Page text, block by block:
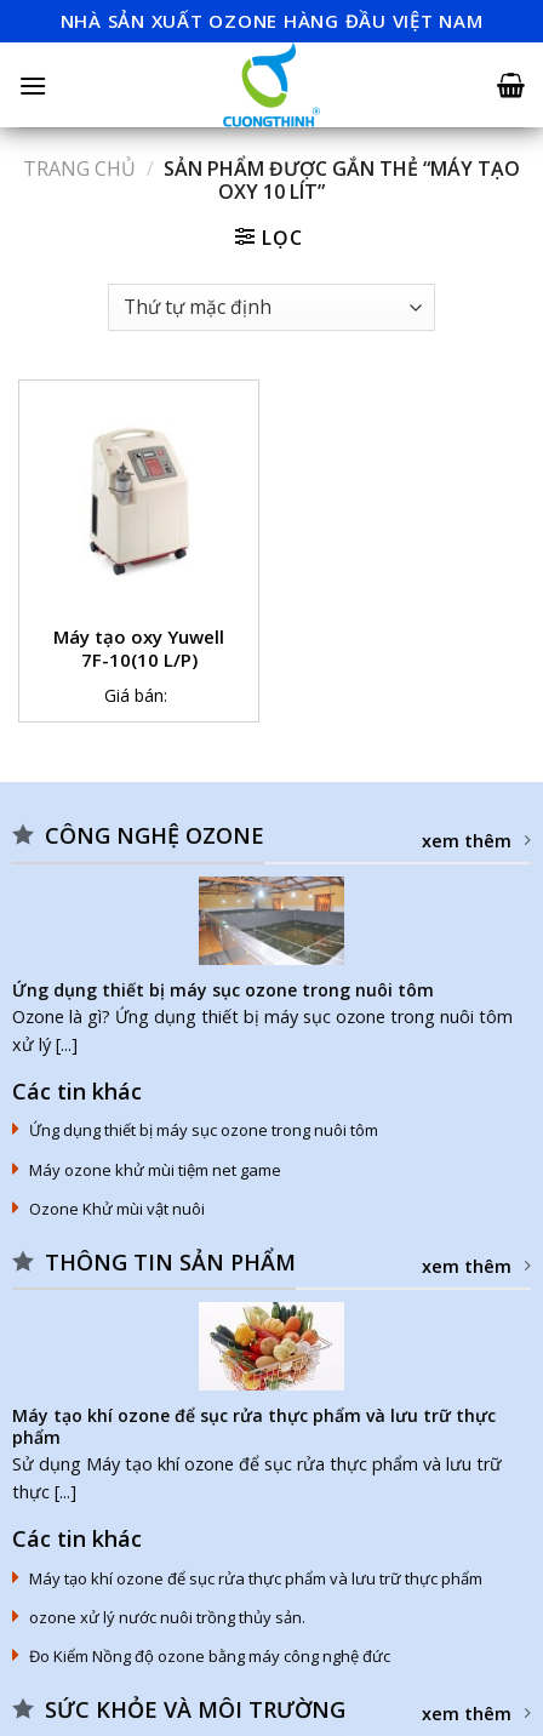
to
content
NHÀ SẢN XUẤT OZONE HÀNG ĐẦU VIỆT NAM
TRANG CHỦ / SẢN PHẨM ĐƯỢC GẮN THẺ “MÁY TẠO
OXY 10 LÍT”
LỌC
Máy tạo oxy Yuwell
7F-10(10 L/P)
Giá bán:
CÔNG NGHỆ OZONE xem thêm
Ứng dụng thiết bị máy sục ozone trong nuôi tôm
Ozone là gì? Ứng dụng thiết bị máy sục ozone trong nuôi tôm
xử lý [...]
Các tin khác
Ứng dụng thiết bị máy sục ozone trong nuôi tôm
Máy ozone khử mùi tiệm net game
Ozone Khử mùi vật nuôi
THÔNG TIN SẢN PHẨM xem thêm
Máy tạo khí ozone để sục rửa thực phẩm và lưu trữ thực
phẩm
Sử dụng Máy tạo khí ozone để sục rửa thực phẩm và lưu trữ
thực [...]
Các tin khác
Máy tạo khí ozone để sục rửa thực phẩm và lưu trữ thực phẩm
ozone xử lý nước nuôi trồng thủy sản.
Đo Kiểm Nồng độ ozone bằng máy công nghệ đức
SỨC KHỎE VÀ MÔI TRƯỜNG xem thêm